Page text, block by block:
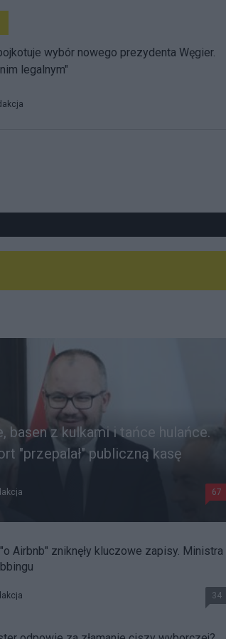
wybór nowego prezydenta Węgier.
legalnym"
basen z kulkami i tańce hulańce.
"przepalał" publiczną kasę
67
Airbnb" zniknęły kluczowe zapisy. Ministra
34